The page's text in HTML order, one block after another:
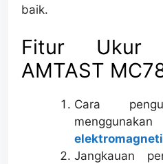
baik.
Fitur Ukur
AMTAST
Cara
Jangkauan